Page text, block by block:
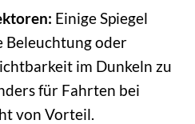
Einige Spiegel
Beleuchtung oder
im Dunkeln zu
für Fahrten bei
von Vorteil.